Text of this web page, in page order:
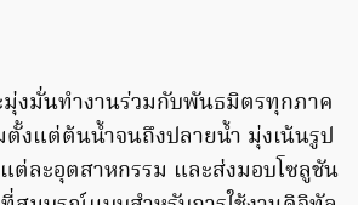
มุ่งมั่นทำงานร่วมกับพันธมิตรทุกภาค
ตั้งแต่ต้นน้ำจนถึงปลายน้ำ มุ่งเน้นรูป
ต่ละอุตสาหกรรม และส่งมอบโซลูชัน